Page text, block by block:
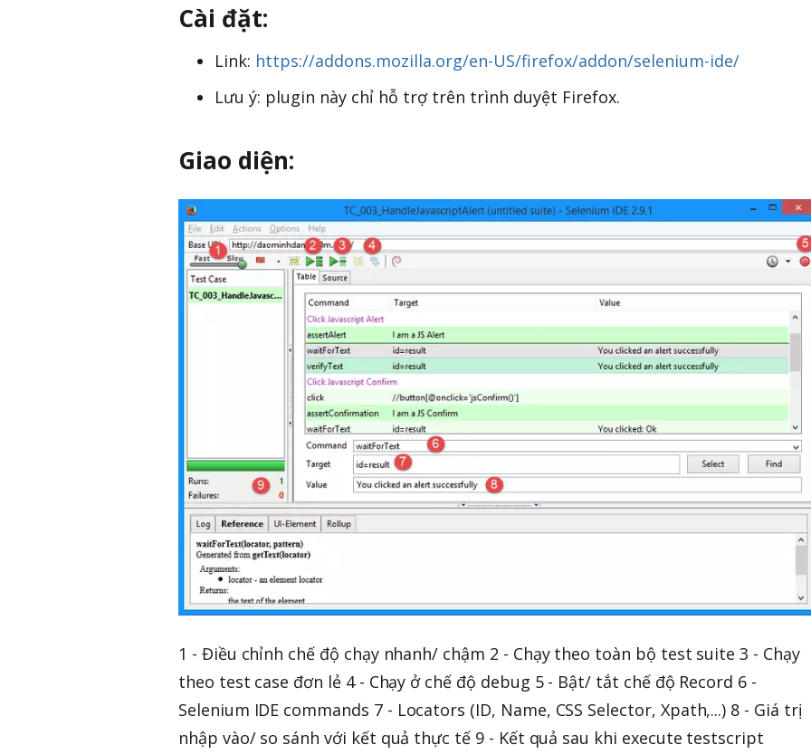
Cài đặt:
Link: https://addons.mozilla.org/en-US/firefox/addon/selenium-ide/
Lưu ý: plugin này chỉ hỗ trợ trên trình duyệt Firefox.
Giao diện:
1 - Điều chỉnh chế độ chạy nhanh/ chậm 2 - Chạy theo toàn bộ test suite 3 - Chạy
theo test case đơn lẻ 4 - Chạy ở chế độ debug 5 - Bật/ tắt chế độ Record 6 -
Selenium IDE commands 7 - Locators (ID, Name, CSS Selector, Xpath,...) 8 - Giá trị
nhập vào/ so sánh với kết quả thực tế 9 - Kết quả sau khi execute testscript